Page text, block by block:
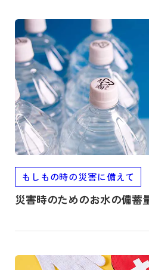
もしもの時の災害に備えて
災害時のためのお水の備蓄
記事を読む
記事を読む